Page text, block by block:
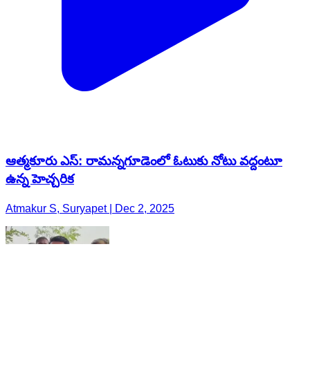
ఆత్మకూరు ఎస్: రామన్నగూడెంలో ఓటుకు నోటు వద్దంటూ
ఉన్న హెచ్చరిక
Atmakur S, Suryapet | Dec 2, 2025